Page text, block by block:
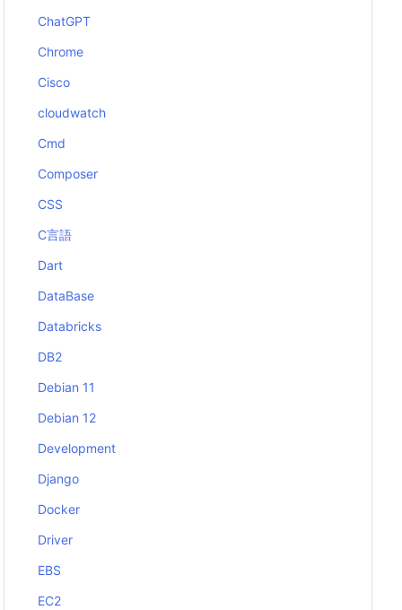
ChatGPT
Chrome
Cisco
cloudwatch
Cmd
Composer
CSS
C言語
Dart
DataBase
Databricks
DB2
Debian 11
Debian 12
Development
Django
Docker
Driver
EBS
EC2